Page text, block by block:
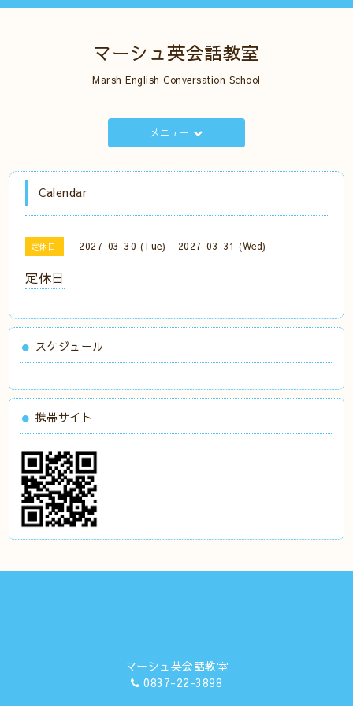
マーシュ英会話教室
Marsh English Conversation School
メニュー
Calendar
定休日 2027-03-30 (Tue) - 2027-03-31 (Wed)
定休日
スケジュール
携帯サイト
マーシュ英会話教室
0837-22-3898